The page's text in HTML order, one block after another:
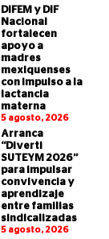
DIFEM y DIF
Nacional
fortalecen
apoyo a
madres
mexiquenses
con impulso a la
lactancia
materna
5 agosto, 2026
Arranca
“Diverti
SUTEYM 2026”
para impulsar
convivencia y
aprendizaje
entre familias
sindicalizadas
5 agosto, 2026